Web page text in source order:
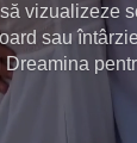
vizualizeze
sau
clipuri
acum